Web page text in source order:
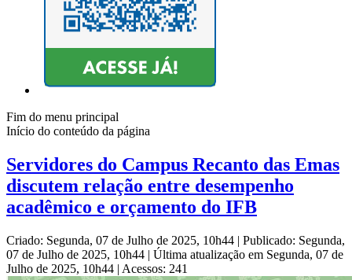
Fim do menu principal
Início do conteúdo da página
Servidores do Campus Recanto das Emas
discutem relação entre desempenho
acadêmico e orçamento do IFB
Criado: Segunda, 07 de Julho de 2025, 10h44 | Publicado: Segunda,
07 de Julho de 2025, 10h44 | Última atualização em Segunda, 07 de
Julho de 2025, 10h44 | Acessos: 241